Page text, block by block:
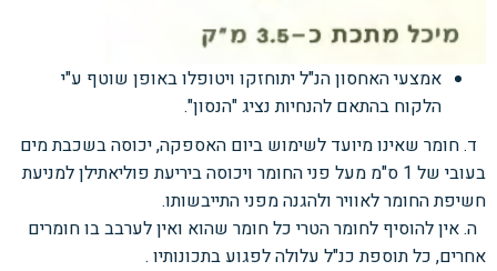
אמצעי האחסון הנ"ל יתוחזקו ויטופלו באופן שוטף ע"י
הלקוח בהתאם להנחיות נציג "הנסון".
ד. חומר שאינו מיועד לשימוש ביום האספקה, יכוסה בשכבת מים
בעובי של 1
ס"מ מעל פני החומר ויכוסה ביריעת פוליאתילן למניעת
חשיפת החומר לאוויר ולהגנה מפני התייבשותו.
ה. אין להוסיף לחומר הטרי כל חומר שהוא ואין לערבב בו חומרים
אחרים, כל תוספת כנ"ל עלולהלפגוע בתכונותיו .